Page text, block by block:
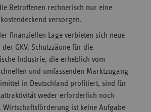
Betroffenen rechnerisch nur eine
versorgen.
finanziellen Lage verbieten sich neue
der GKV. Schutzzäune für die
Industrie, die erheblich vom
und umfassenden Marktzugang
in Deutschland profitiert, sind für
weder erforderlich noch
Wirtschaftsförderung ist keine Aufgabe